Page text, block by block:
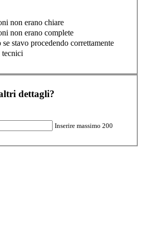
non erano chiare
non erano complete
stavo procedendo correttamente
dettagli?
Inserire massimo 200